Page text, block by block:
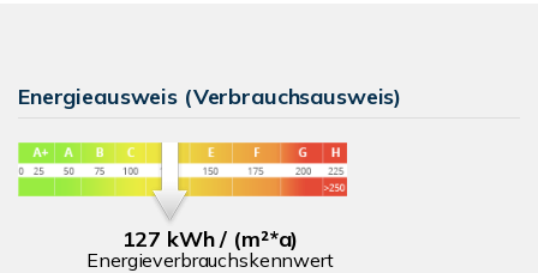
Energieausweis (Verbrauchsausweis)
127 kWh / (m²*a)
Energieverbrauchskennwert